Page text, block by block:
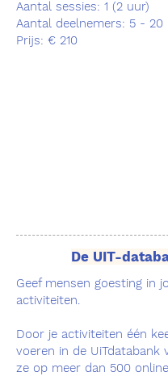
Aantal sessies: 1 (2 uur)
Aantal deelnemers: 5 - 20
Prijs: € 210
De UIT-
Geef mensen goesting in
activiteiten.
Door je activiteiten één
voeren in de UiTdatabank
ze op meer dan 500